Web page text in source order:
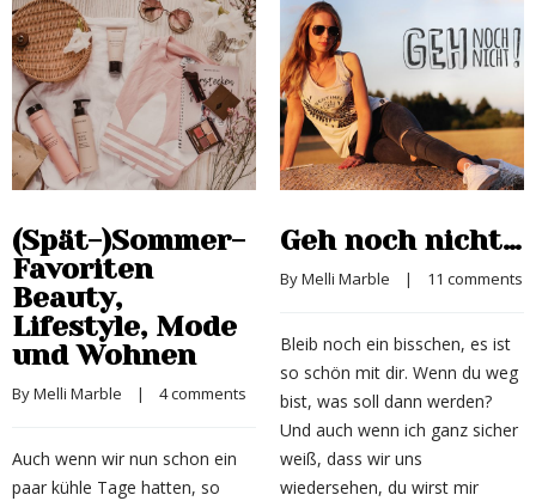
(Spät-)Sommer-
Favoriten
Beauty,
Lifestyle, Mode
und Wohnen
By Melli Marble
    |
4 comments
Auch wenn wir nun schon ein
paar kühle Tage hatten, so
Geh noch nicht…
By Melli Marble
    |
11 comments
Bleib noch ein bisschen, es ist
so schön mit dir. Wenn du weg
bist, was soll dann werden?
Und auch wenn ich ganz sicher
weiß, dass wir uns
wiedersehen, du wirst mir